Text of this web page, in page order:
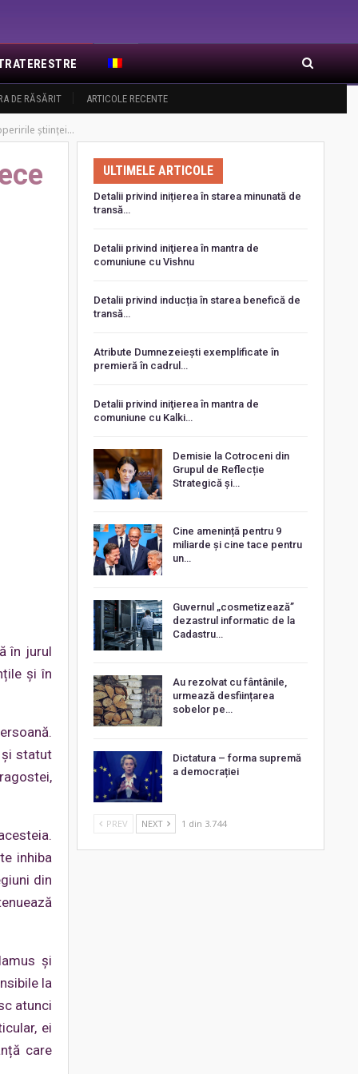
DE RĂSĂRIT ARTICOLE RECENTE
științei…
în jurul
și în
și statut
inhiba
din
şi
la
atunci
ei
care
ULTIMELE ARTICOLE
Detalii privind inițierea în starea minunată de
transă…
Detalii privind iniţierea în mantra de
comuniune cu Vishnu
Detalii privind inducția în starea benefică de
transă…
Atribute Dumnezeiești exemplificate în
premieră în cadrul…
Detalii privind iniţierea în mantra de
comuniune cu Kalki…
Demisie la Cotroceni din
Grupul de Reflecție
Strategică și…
Cine amenință pentru 9
miliarde și cine tace pentru
un…
Guvernul „cosmetizează”
dezastrul informatic de la
Cadastru…
Au rezolvat cu fântânile,
urmează desființarea
sobelor pe…
Dictatura – forma supremă
a democrației
PREV NEXT 1 din 3.744